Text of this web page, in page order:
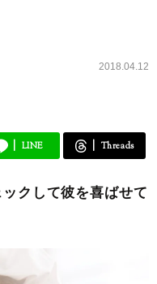
2018.04.12
LINE Threads
クして彼を喜ばせて